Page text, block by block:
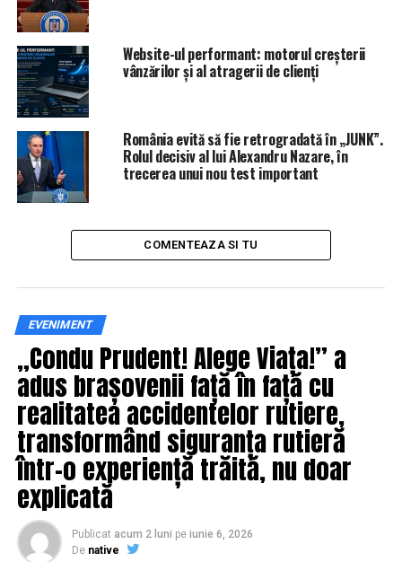
Stimate Domnule senator Iulian Dumitrescu!/Acea
conferinta de presa de pe acoperisul primariei a
reprezentat o incalcare a legii de catre apostolii
dreptatii prahovene!
NU RATATI
Băi, blănosule, faci si tu un denunt?
Website-ul performant: motorul creșterii
vânzărilor și al atragerii de clienți
România evită să fie retrogradată în „JUNK”.
Rolul decisiv al lui Alexandru Nazare, în
trecerea unui nou test important
COMENTEAZA SI TU
EVENIMENT
„Condu Prudent! Alege Viața!” a
adus brașovenii față în față cu
realitatea accidentelor rutiere,
transformând siguranța rutieră
într-o experiență trăită, nu doar
explicată
Publicat acum 2 luni pe iunie 6, 2026
De native